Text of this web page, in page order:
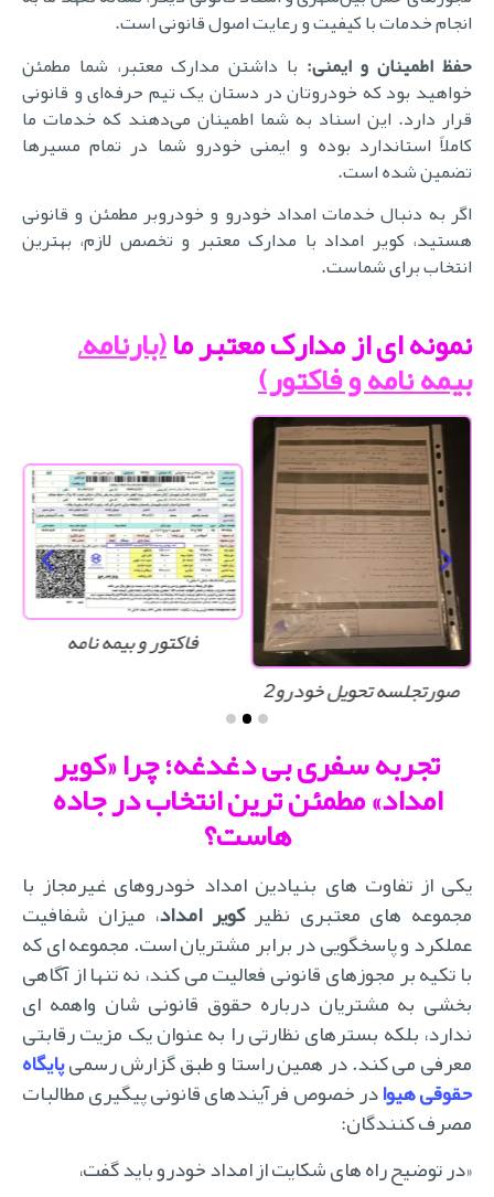
انجام خدمات با کیفیت و رعایت اصول قانونی است.
حفظ اطمینان و ایمنی: با داشتن مدارک معتبر، شما مطمئن
خواهید بود که خودروتان در دستان یک تیم حرفه‌ای و قانونی
قرار دارد. این اسناد به شما اطمینان می‌دهند که خدمات ما
کاملاً استاندارد بوده و ایمنی خودرو شما در تمام مسیرها
تضمین شده است.
اگر به دنبال خدمات امداد خودرو و خودروبر مطمئن و قانونی
هستید، کویر امداد با مدارک معتبر و تخصص لازم، بهترین
انتخاب برای شماست.
نمونه ای از مدارک معتبر ما(بارنامه,
بیمه نامه و فاکتور)
فاکتور و بیمه نامه
صورتجلسه تحویل خودرو2
تجربه سفری بی دغدغه؛ چرا «کویر
امداد» مطمئن ترین انتخاب در جاده
هاست؟
یکی از تفاوت های بنیادین امداد خودروهای غیرمجاز با
مجموعه های معتبری نظیرکویر امداد، میزان شفافیت
عملکرد و پاسخگویی در برابر مشتریان است. مجموعه ای که
با تکیه بر مجوزهای قانونی فعالیت می کند، نه تنها از آگاهی
بخشی به مشتریان درباره حقوق قانونی شان واهمه ای
ندارد، بلکه بسترهای نظارتی را به عنوان یک مزیت رقابتی
معرفی می کند. در همین راستا و طبق گزارش رسمیپایگاه
حقوقی هیوادر خصوص فرآیندهای قانونی پیگیری مطالبات
مصرف کنندگان:
«در توضیح راه های شکایت از امداد خودرو باید گفت،